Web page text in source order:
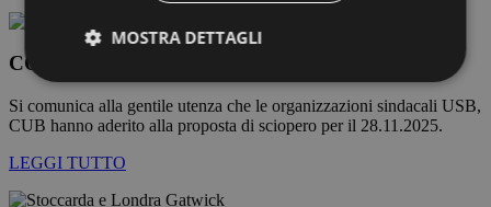
COMUNICAZIONE
Si comunica alla gentile utenza che le organizzazioni sindacali USB,
CUB hanno aderito alla proposta di sciopero per il 28.11.2025.
LEGGI TUTTO
MOSTRA DETTAGLI
Strettamente necessari
Performance
I cookie strettamente necessari consentono le